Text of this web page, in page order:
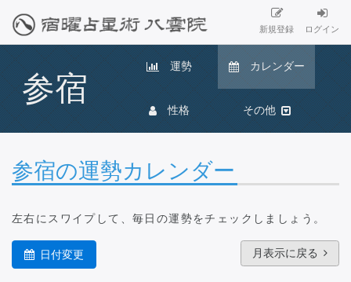
新規登録 ログイン
参宿
運勢 カレンダー
性格 その他
参宿の運勢カレンダー
左右にスワイプ して、毎日の運勢をチェックしましょう。
日付変更 月表示に戻る